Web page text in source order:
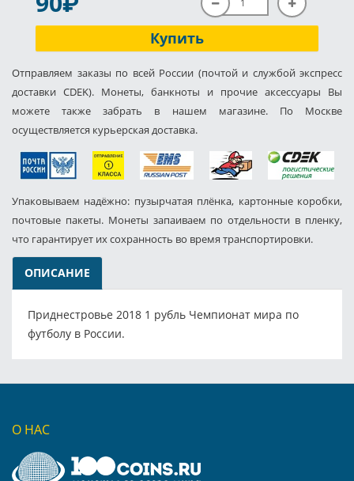
Купить
Отправляем заказы по всей России (почтой и службой экспресс
доставки CDEK). Монеты, банкноты и прочие аксессуары Вы
можете также забрать в нашем магазине. По Москве
осуществляется курьерская доставка.
Упаковываем надёжно: пузырчатая плёнка, картонные коробки,
почтовые пакеты. Монеты запаиваем по отдельности в пленку,
что гарантирует их сохранность во время транспортировки.
ОПИСАНИЕ
Приднестровье 2018 1 рубль Чемпионат мира по
футболу в России.
О НАС